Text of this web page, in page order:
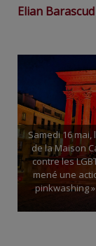
Elian Barascud
Samedi 16
de la Maison
contre les
mené une
pinkwashing